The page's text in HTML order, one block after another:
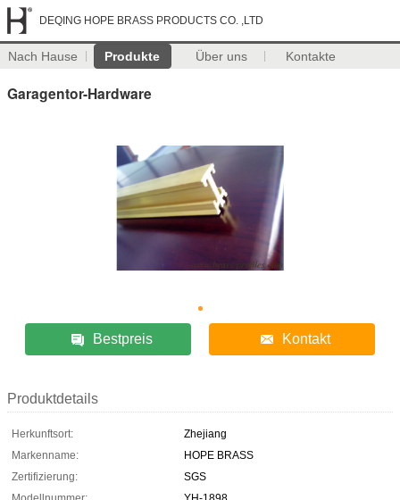
DEQING HOPE BRASS PRODUCTS CO. ,LTD
Nach Hause Produkte Über uns Kontakte
Garagentor-Hardware
Bestpreis Kontakt
Produktdetails
Herkunftsort:
Zhejiang
Markenname:
HOPE BRASS
Zertifizierung:
SGS